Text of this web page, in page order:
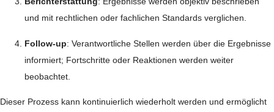
und mit rechtlichen oder fachlichen Standards verglichen.
Follow-up: Verantwortliche Stellen werden über die Ergebnisse
informiert; Fortschritte oder Reaktionen werden weiter
beobachtet.
Dieser Prozess kann kontinuierlich wiederholt werden und ermöglicht